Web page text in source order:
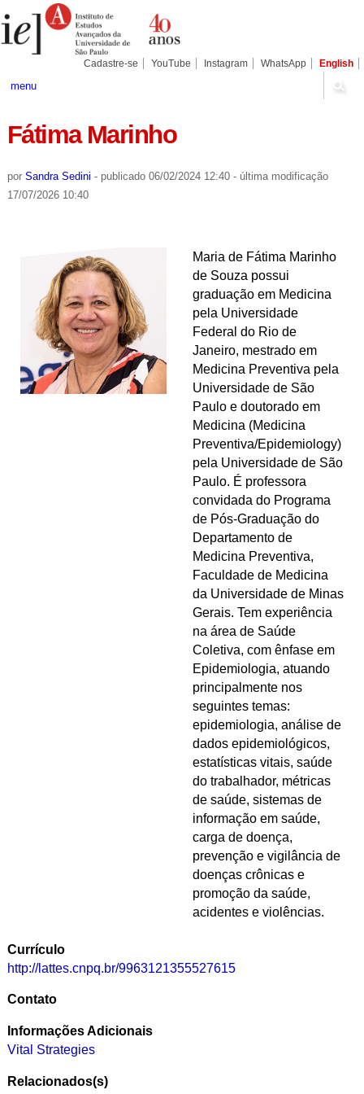
para
conteúdo.
Pessoais
Cadastre-se YouTube Instagram WhatsApp English
menu
Fátima Marinho
por Sandra Sedini - publicado06/02/2024 12:40 - última modificação
17/07/2026 10:40
Maria de Fátima Marinho
de Souza possui
graduação em Medicina
pela Universidade
Federal do Rio de
Janeiro, mestrado em
Medicina Preventiva pela
Universidade de São
Paulo e doutorado em
Medicina (Medicina
Preventiva/Epidemiology)
pela Universidade de São
Paulo. É professora
convidada do Programa
de Pós-Graduação do
Departamento de
Medicina Preventiva,
Faculdade de Medicina
da Universidade de Minas
Gerais. Tem experiência
na área de Saúde
Coletiva, com ênfase em
Epidemiologia, atuando
principalmente nos
seguintes temas:
epidemiologia, análise de
dados epidemiológicos,
estatísticas vitais, saúde
do trabalhador, métricas
de saúde, sistemas de
informação em saúde,
carga de doença,
prevenção e vigilância de
doenças crônicas e
promoção da saúde,
acidentes e violências.
Currículo
http://lattes.cnpq.br/9963121355527615
Contato
Informações Adicionais
Vital Strategies
Relacionados(s)